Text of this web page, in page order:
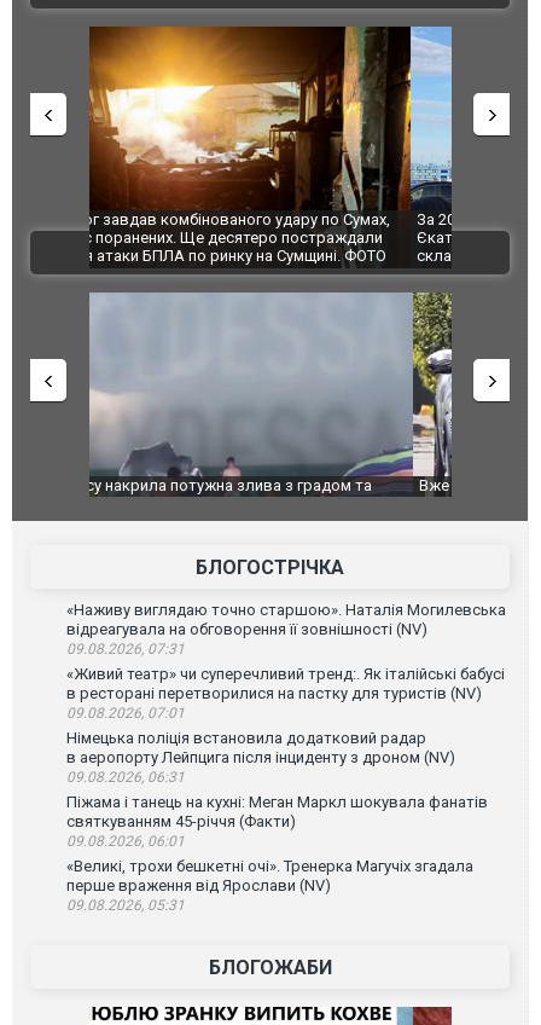
За 2000 кілометрів від кордону з Україною: в
Єкатеринбурзі після атаки дронів загорівся
склад Wildberries. ФОТО. ВІДЕО
"Мої
ВІДЕО
Вже вивели на тести: Ferrari готує оновлення
Вийшов
фільму
БЛОГОСТРІЧКА
«Наживу виглядаю точно старшою». Наталія Могилевська
відреагувала на обговорення її зовнішності (NV)
09.08.2026, 07:31
«Живий театр» чи суперечливий тренд:. Як італійські бабусі
в ресторані перетворилися на пастку для туристів (NV)
09.08.2026, 07:01
Німецька поліція встановила додатковий радар
в аеропорту Лейпцига після інциденту з дроном (NV)
09.08.2026, 06:31
Піжама і танець на кухні: Меган Маркл шокувала фанатів
святкуванням 45-річчя (Факти)
09.08.2026, 06:01
«Великі, трохи бешкетні очі». Тренерка Магучіх згадала
перше враження від Ярослави (NV)
09.08.2026, 05:31
БЛОГОЖАБИ